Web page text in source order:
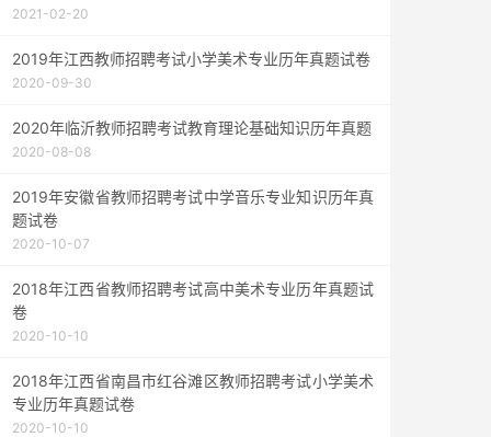
2021-02-20
2019年江西教师招聘考试小学美术专业历年真题试卷
2020-09-30
2020年临沂教师招聘考试教育理论基础知识历年真题
2020-08-08
2019年安徽省教师招聘考试中学音乐专业知识历年真
题试卷
2020-10-07
2018年江西省教师招聘考试高中美术专业历年真题试
卷
2020-10-10
2018年江西省南昌市红谷滩区教师招聘考试小学美术
专业历年真题试卷
2020-10-10